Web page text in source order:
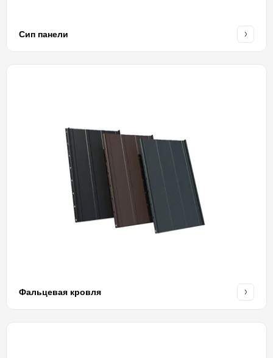
Сип панели
Фальцевая кровля